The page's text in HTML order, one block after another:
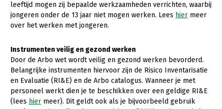
leeftijd mogen zij bepaalde werkzaamheden verrichten, waarbij
jongeren onder de 13 jaar niet mogen werken. Lees hier meer
over het werken met jongeren.
Instrumenten veilig en gezond werken
Door de Arbo wet wordt veilig en gezond werken bevorderd.
Belangrijke instrumenten hiervoor zijn de Risico Inventarisatie
en Evaluatie (RI&E) en de Arbo catalogus. Wanneer je met
personeel werkt dien je te beschikken over een geldige RI&E
(lees hier meer). Dit geldt ook als je bijvoorbeeld gebruik